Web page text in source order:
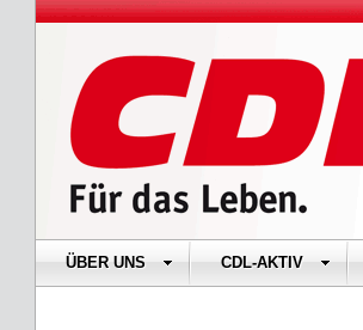
ÜBER UNS CDL-AKTIV